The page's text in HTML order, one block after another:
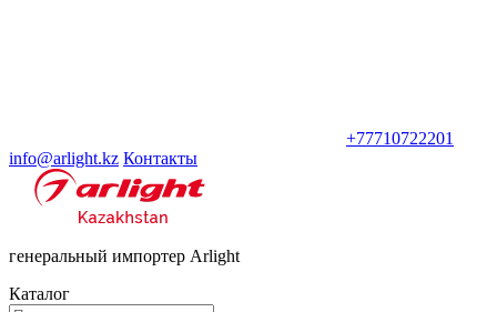
+77710722201
info@arlight.kz Контакты
генеральный импортер Arlight
Каталог